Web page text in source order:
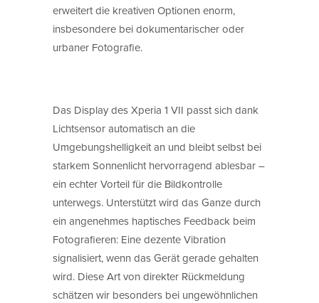
erweitert die kreativen Optionen enorm,
insbesondere bei dokumentarischer oder
urbaner Fotografie.
Das Display des Xperia 1 VII passt sich dank
Lichtsensor automatisch an die
Umgebungshelligkeit an und bleibt selbst bei
starkem Sonnenlicht hervorragend ablesbar –
ein echter Vorteil für die Bildkontrolle
unterwegs. Unterstützt wird das Ganze durch
ein angenehmes haptisches Feedback beim
Fotografieren: Eine dezente Vibration
signalisiert, wenn das Gerät gerade gehalten
wird. Diese Art von direkter Rückmeldung
schätzen wir besonders bei ungewöhnlichen